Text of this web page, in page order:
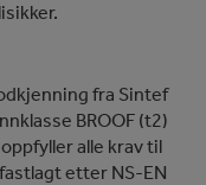
fra Sintef
BROOF (t2)
alle krav til
etter NS-EN